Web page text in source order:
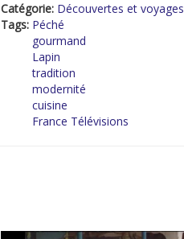
Catégorie: Découvertes et voyages
Tags: Péché
gourmand
Lapin
tradition
modernité
cuisine
France Télévisions